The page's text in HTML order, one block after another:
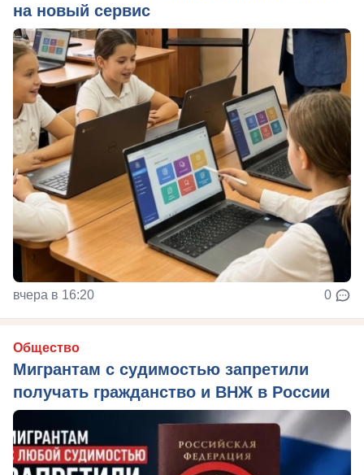
на новый сервис
вчера в 16:20 0
Общество
Мигрантам с судимостью запретили
получать гражданство и ВНЖ в России